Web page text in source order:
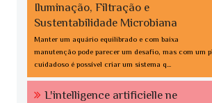
Iluminação, Filtração e
Sustentabilidade Microbiana
Manter um aquário equilibrado e com baixa
manutenção pode parecer um desafio, mas com um
cuidadoso é possível criar um sistema q...
L'intelligence artificielle ne